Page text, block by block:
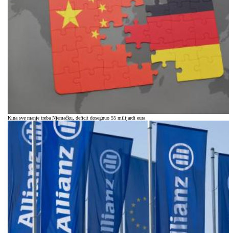
Kina sve manje treba Njemačku, deficit dosegnuo 55 milijardi eura